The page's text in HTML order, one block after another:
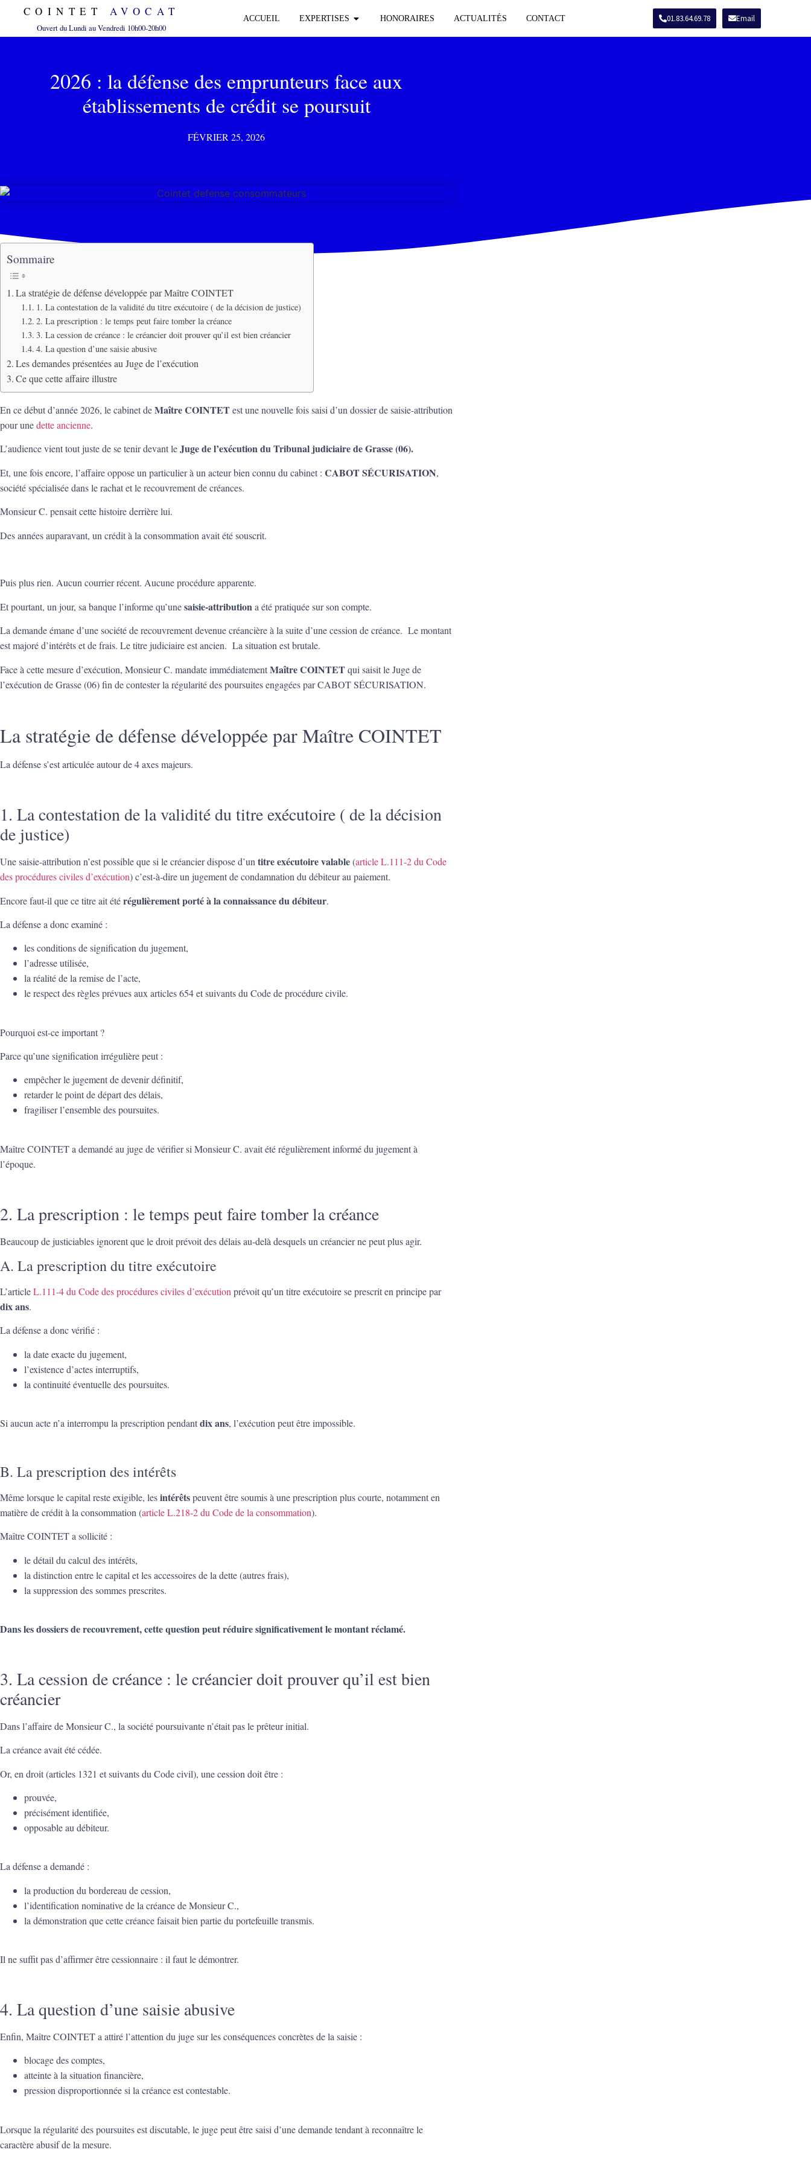
COINTET AVOCAT
Ouvert du Lundi au Vendredi 10h00-20h00
ACCUEIL EXPERTISES HONORAIRES ACTUALITÉS CONTACT 01.83.64.69.78 Email
2026 : la défense des emprunteurs face aux
établissements de crédit se poursuit
FÉVRIER 25, 2026
Sommaire
La stratégie de défense développée par Maître COINTET
1. La contestation de la validité du titre exécutoire ( de la décision de justice)
2. La prescription : le temps peut faire tomber la créance
3. La cession de créance : le créancier doit prouver qu’il est bien créancier
4. La question d’une saisie abusive
Les demandes présentées au Juge de l’exécution
Ce que cette affaire illustre
En ce début d’année 2026, le cabinet deMaître COINTETest une nouvelle fois saisi d’un dossier de saisie-attribution
pour unedette ancienne.
L’audience vient tout juste de se tenir devant leJuge de l’exécution du Tribunal judiciaire de Grasse (06).
Et, une fois encore, l’affaire oppose un particulier à un acteur bien connu du cabinet : CABOT SÉCURISATION,
société spécialisée dans le rachat et le recouvrement de créances.
Monsieur C. pensait cette histoire derrière lui.
Des années auparavant, un crédit à la consommation avait été souscrit.
Puis plus rien. Aucun courrier récent. Aucune procédure apparente.
Et pourtant, un jour, sa banque l’informe qu’unesaisie-attributiona été pratiquée sur son compte.
La demande émane d’une société de recouvrement devenue créancière à la suite d’une cession de créance. Le montant
est majoré d’intérêts et de frais. Le titre judiciaire est ancien. La situation est brutale.
Face à cette mesure d’exécution, Monsieur C. mandate immédiatementMaître COINTETqui saisit le Juge de
l’exécution de Grasse (06) fin de contester la régularité des poursuites engagées par CABOT SÉCURISATION.
La stratégie de défense développée par Maître COINTET
La défense s’est articulée autour de 4 axes majeurs.
1. La contestation de la validité du titre exécutoire ( de la décision
de justice)
Une saisie-attribution n’est possible que si le créancier dispose d’un titre exécutoire valable(article L.111-2 du Code
des procédures civiles d’exécution) c’est-à-dire un jugement de condamnation du débiteur au paiement.
Encore faut-il que ce titre ait étérégulièrement porté à la connaissance du débiteur.
La défense a donc examiné :
les conditions de signification du jugement,
l’adresse utilisée,
la réalité de la remise de l’acte,
le respect des règles prévues aux articles 654 et suivants du Code de procédure civile.
Pourquoi est-ce important ?
Parce qu’une signification irrégulière peut :
empêcher le jugement de devenir définitif,
retarder le point de départ des délais,
fragiliser l’ensemble des poursuites.
Maître COINTET a demandé au juge de vérifier si Monsieur C. avait été régulièrement informé du jugement à
l’époque.
2. La prescription : le temps peut faire tomber la créance
Beaucoup de justiciables ignorent que le droit prévoit des délais au-delà desquels un créancier ne peut plus agir.
A. La prescription du titre exécutoire
L’articleL.111-4 du Code des procédures civiles d’exécution prévoit qu’un titre exécutoire se prescrit en principe par
dix ans.
La défense a donc vérifié :
la date exacte du jugement,
l’existence d’actes interruptifs,
la continuité éventuelle des poursuites.
Si aucun acte n’a interrompu la prescription pendantdix ans, l’exécution peut être impossible.
B. La prescription des intérêts
Même lorsque le capital reste exigible, lesintérêtspeuvent être soumis à une prescription plus courte, notamment en
matière de crédit à la consommation (article L.218-2 du Code de la consommation).
Maître COINTET a sollicité :
le détail du calcul des intérêts,
la distinction entre le capital et les accessoires de la dette (autres frais),
la suppression des sommes prescrites.
Dans les dossiers de recouvrement, cette question peut réduire significativement le montant réclamé.
3. La cession de créance : le créancier doit prouver qu’il est bien
créancier
Dans l’affaire de Monsieur C., la société poursuivante n’était pas le prêteur initial.
La créance avait été cédée.
Or, en droit (articles 1321 et suivants du Code civil), une cession doit être :
prouvée,
précisément identifiée,
opposable au débiteur.
La défense a demandé :
la production du bordereau de cession,
l’identification nominative de la créance de Monsieur C.,
la démonstration que cette créance faisait bien partie du portefeuille transmis.
Il ne suffit pas d’affirmer être cessionnaire : il faut le démontrer.
4. La question d’une saisie abusive
Enfin, Maître COINTET a attiré l’attention du juge sur les conséquences concrètes de la saisie :
blocage des comptes,
atteinte à la situation financière,
pression disproportionnée si la créance est contestable.
Lorsque la régularité des poursuites est discutable, le juge peut être saisi d’une demande tendant à reconnaître le
caractère abusif de la mesure.